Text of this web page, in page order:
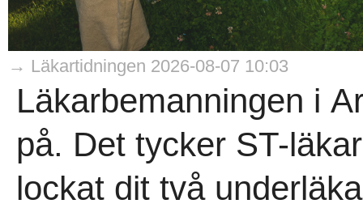
→ Läkartidningen 2026-08-07 10:03
Läkarbemanningen i
på. Det tycker ST-
lockat dit två